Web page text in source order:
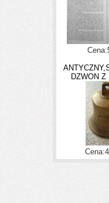
DZWON Z